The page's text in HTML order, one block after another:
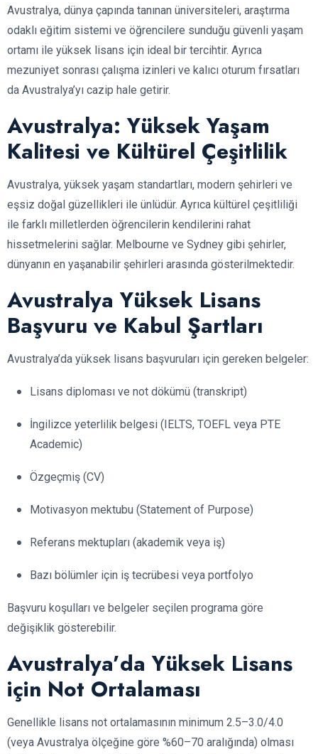
Avustralya, dünya çapında tanınan üniversiteleri, araştırma
odaklı eğitim sistemi ve öğrencilere sunduğu güvenli yaşam
ortamı ile yüksek lisans için ideal bir tercihtir. Ayrıca
mezuniyet sonrası çalışma izinleri ve kalıcı oturum fırsatları
da Avustralya’yı cazip hale getirir.
Avustralya: Yüksek Yaşam
Kalitesi ve Kültürel Çeşitlilik
Avustralya, yüksek yaşam standartları, modern şehirleri ve
eşsiz doğal güzellikleri ile ünlüdür. Ayrıca kültürel çeşitliliği
ile farklı milletlerden öğrencilerin kendilerini rahat
hissetmelerini sağlar. Melbourne ve Sydney gibi şehirler,
dünyanın en yaşanabilir şehirleri arasında gösterilmektedir.
Avustralya Yüksek Lisans
Başvuru ve Kabul Şartları
Avustralya’da yüksek lisans başvuruları için gereken belgeler:
Lisans diploması ve not dökümü (transkript)
İngilizce yeterlilik belgesi (IELTS, TOEFL veya PTE
Academic)
Özgeçmiş (CV)
Motivasyon mektubu (Statement of Purpose)
Referans mektupları (akademik veya iş)
Bazı bölümler için iş tecrübesi veya portfolyo
Başvuru koşulları ve belgeler seçilen programa göre
değişiklik gösterebilir.
Avustralya’da Yüksek Lisans
için Not Ortalaması
Genellikle lisans not ortalamasının minimum 2.5–3.0/4.0
(veya Avustralya ölçeğine göre %60–70 aralığında) olması